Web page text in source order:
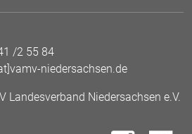
/2 55 84
niedersachsen.de
Landesverband Niedersachsen e.V.